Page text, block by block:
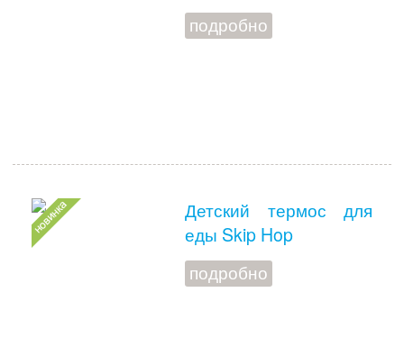
подробно
Детский термос для
еды Skip Hop
подробно